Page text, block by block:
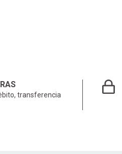
transferencia